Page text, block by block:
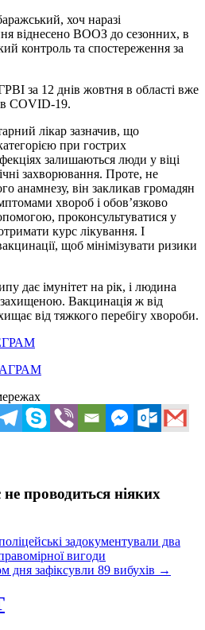
хоч наразі
віднесено ВООЗ до сезонних, в
контроль та спостереження за
за 12 днів жовтня в області вже
COVID-19.
лікар зазначив, що
при гострих
залишаються люди у віці
захворювання. Проте, не
анамнезу, він закликав громадян
хвороб і обов’язково
проконсультуватися у
курс лікування. І
щоб мінімізувати ризики
дає імунітет на рік, і людина
Вакцинація ж від
від тяжкого перебігу хвороби.
проводиться ніяких
задокументували два
вигоди
зафіксувли 89 вибухів →